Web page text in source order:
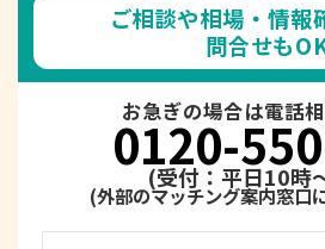
ご相談や相場・情報
問合せも
お急ぎの場合は電話
0120-
(受付：平日10時